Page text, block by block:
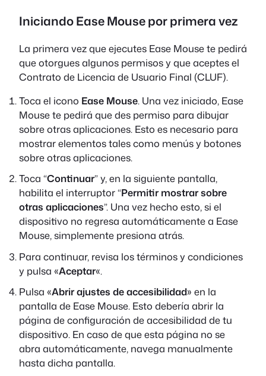
Iniciando Ease Mouse por primera vez
La primera vez que ejecutes Ease Mouse te pedirá
que otorgues algunos permisos y que aceptes el
Contrato de Licencia de Usuario Final (CLUF).
Toca el icono Ease Mouse. Una vez iniciado, Ease
Mouse te pedirá que des permiso para dibujar
sobre otras aplicaciones. Esto es necesario para
mostrar elementos tales como menús y botones
sobre otras aplicaciones.
Toca “Continuar” y, en la siguiente pantalla,
habilita el interruptor “Permitir mostrar sobre
otras aplicaciones”. Una vez hecho esto, si el
dispositivo no regresa automáticamente a Ease
Mouse, simplemente presiona atrás.
Para continuar, revisa los términos y condiciones
y pulsa «Aceptar«.
Pulsa «Abrir ajustes de accesibilidad» en la
pantalla de Ease Mouse. Esto debería abrir la
página de configuración de accesibilidad de tu
dispositivo. En caso de que esta página no se
abra automáticamente, navega manualmente
hasta dicha pantalla.